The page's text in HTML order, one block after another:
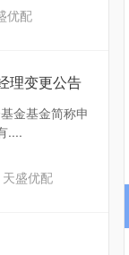
优配
理变更公告
金基金简称申
....
天盛优配